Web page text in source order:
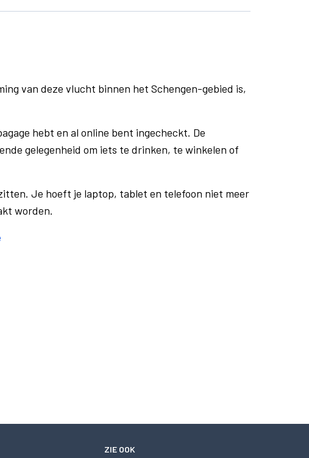
van deze vlucht binnen het Schengen-gebied is,
hebt en al online bent ingecheckt. De
gelegenheid om iets te drinken, te winkelen of
Je hoeft je laptop, tablet en telefoon niet meer
worden.
ZIE OOK